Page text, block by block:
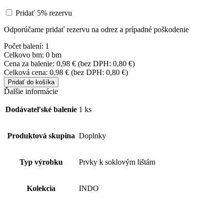
Pridať 5% rezervu
Odporúčame pridať rezervu na odrez a prípadné poškodenie
Počet balení: 1
Celkovo bm: 0 bm
Cena za balenie: 0,98 € (bez DPH: 0,80 €)
Celková cena: 0,98 € (bez DPH: 0,80 €)
Pridať do košíka
Ďalšie informácie
Dodávateľské balenie 1 ks
Produktová skupina Doplnky
Typ výrobku Prvky k soklovým lištám
Kolekcia INDO